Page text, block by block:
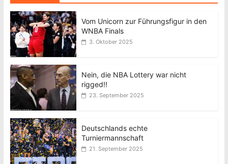
Vom Unicorn zur Führungsfigur in den
WNBA Finals
3. Oktober 2025
Nein, die NBA Lottery war nicht
rigged!!
23. September 2025
Deutschlands echte
Turniermannschaft
21. September 2025